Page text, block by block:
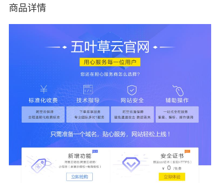
间，CDN加速。 3.500余套行业经典模板样式，随意切换，可备
商品详情